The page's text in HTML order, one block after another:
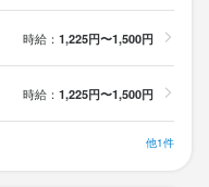
時給： 1,225円〜1,500円
時給： 1,225円〜1,500円
他1件